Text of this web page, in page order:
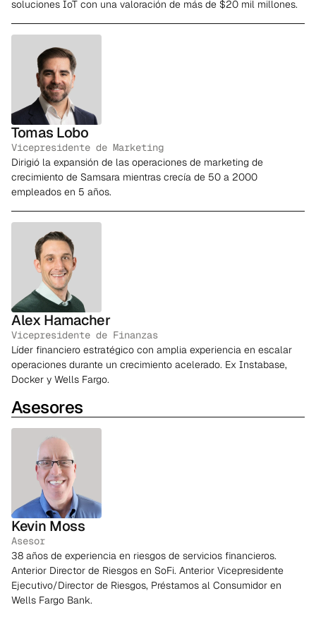
soluciones IoT con una valoración de más de $20 mil millones.
Tomas Lobo
Vicepresidente de Marketing
Dirigió la expansión de las operaciones de marketing de
crecimiento de Samsara mientras crecía de 50 a 2000
empleados en 5 años.
Alex Hamacher
Vicepresidente de Finanzas
Líder financiero estratégico con amplia experiencia en escalar
operaciones durante un crecimiento acelerado. Ex Instabase,
Docker y Wells Fargo.
Asesores
Kevin Moss
Asesor
38 años de experiencia en riesgos de servicios financieros.
Anterior Director de Riesgos en SoFi. Anterior Vicepresidente
Ejecutivo/Director de Riesgos, Préstamos al Consumidor en
Wells Fargo Bank.